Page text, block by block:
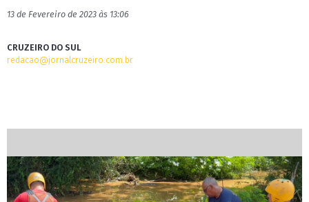
13 de Fevereiro de 2023 às 13:06
CRUZEIRO DO SUL
redacao@jornalcruzeiro.com.br